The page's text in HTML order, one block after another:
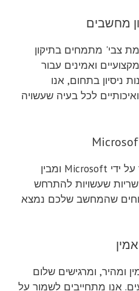
צבי' מתמחים בתיקון
ואמינים עבור
עם יותר מ-30 שנות ניסיון בתחום, אנו
לכל בעיה שעשויה
צוות המומחים שלנו מוסמך על ידי Microsoft ומבין
שעשויות להתרחש
שהמחשב שלכם נמצא
ומהיר, ומרגישים שלום
אנו מתחייבים לשמור על